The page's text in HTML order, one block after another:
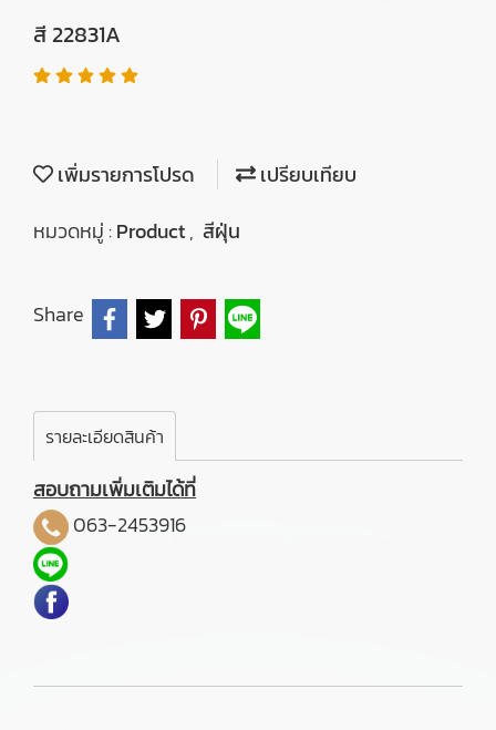
สี 22831A
เพิ่มรายการโปรด
เปรียบเทียบ
หมวดหมู่ :Product, สีฝุ่น
Share
รายละเอียดสินค้า
สอบถามเพิ่มเติมได้ที่
063-2453916